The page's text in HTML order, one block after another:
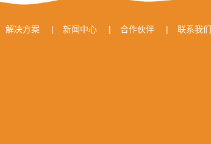
解决方案 | 新闻中心 | 合作伙伴 | 联系我们